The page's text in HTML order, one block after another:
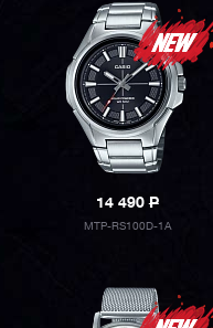
14 490P
MTP-RS100D-1A